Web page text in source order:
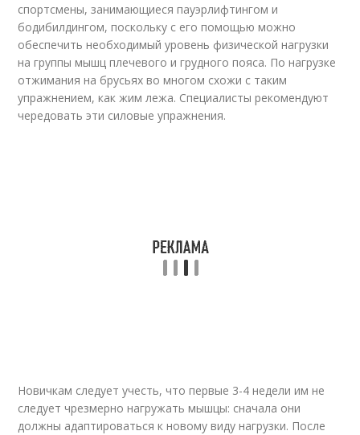
спортсмены, занимающиеся пауэрлифтингом и
бодибилдингом, поскольку с его помощью можно
обеспечить необходимый уровень физической нагрузки
на группы мышц плечевого и грудного пояса. По нагрузке
отжимания на брусьях во многом схожи с таким
упражнением, как жим лежа. Специалисты рекомендуют
чередовать эти силовые упражнения.
Новичкам следует учесть, что первые 3-4 недели им не
следует чрезмерно нагружать мышцы: сначала они
должны адаптироваться к новому виду нагрузки. После